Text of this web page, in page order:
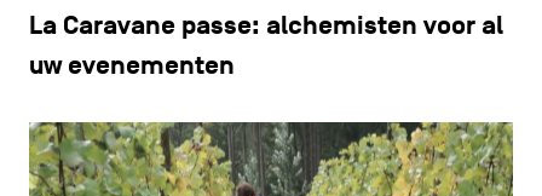
La Caravane passe: alchemisten voor al
uw evenementen